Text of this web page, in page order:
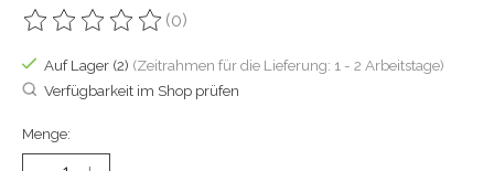
Die Bewertung dieses Produkts ist
(0)
Auf Lager (2) (Zeitrahmen für die Lieferung: 1 - 2 Arbeitstage)
Verfügbarkeit im Shop prüfen
Menge: